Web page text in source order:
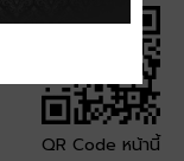
QR Code หน้านี้